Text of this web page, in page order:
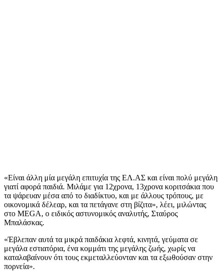
«Είναι άλλη μία μεγάλη επιτυχία της ΕΛ.ΑΣ και είναι πολύ μεγάλη
γιατί αφορά παιδιά. Μιλάμε για 12χρονα, 13χρονα κοριτσάκια που
τα ψάρευαν μέσα από το διαδίκτυο, και με άλλους τρόπους, με
οικονομικά δέλεαρ, και τα πετάγανε στη βίζιτα», λέει, μιλώντας
στο MEGA, ο ειδικός αστυνομικός αναλυτής, Σταύρος
Μπαλάσκας.
«Έβλεπαν αυτά τα μικρά παιδάκια λεφτά, κινητά, γεύματα σε
μεγάλα εστιατόρια, ένα κομμάτι της μεγάλης ζωής, χωρίς να
καταλαβαίνουν ότι τους εκμεταλλεύονταν και τα εξωθούσαν στην
πορνεία».